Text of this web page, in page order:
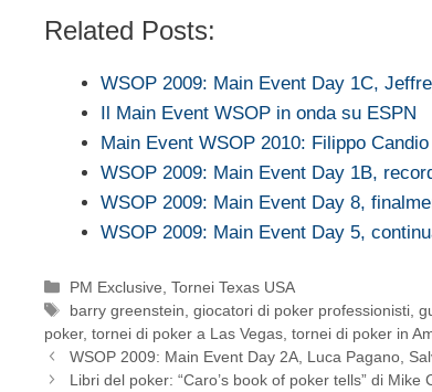
Related Posts:
WSOP 2009: Main Event Day 1C,
Il Main Event WSOP in onda su ESPN
Main Event WSOP 2010: Filippo
WSOP 2009: Main Event Day 1B,
WSOP 2009: Main Event Day 8,
WSOP 2009: Main Event Day 5,
Categorie
PM Exclusive ,Tornei Texas USA
Tag
barry greenstein ,giocatori di poker professionisti ,
poker, tornei di poker a Las Vegas tornei di poker in
WSOP 2009: Main Event Day 2A, Luca Pagano,
Libri del poker: “Caro’s book of poker tells” di Mike